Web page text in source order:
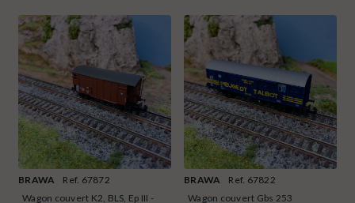
BRAWA
Ref. 67872
Wagon couvert K2, BLS, Ep III -
BRAWA
Ref. 67822
Wagon couvert Gbs 253